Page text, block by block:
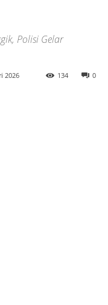
Polisi Gelar
2026 0
134